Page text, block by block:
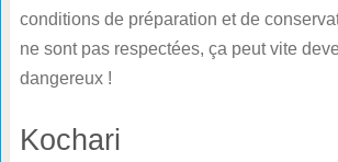
conditions de préparation et de
ne sont pas respectées, ça peut vite
dangereux !
Kochari